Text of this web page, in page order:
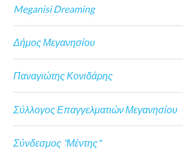
Meganisi Dreaming
Δήμος Μεγανησίου
Παναγιώτης Κονιδάρης
Σύλλογος Επαγγελματιών Μεγανησίου
Σύνδεσμος "Μέντης"